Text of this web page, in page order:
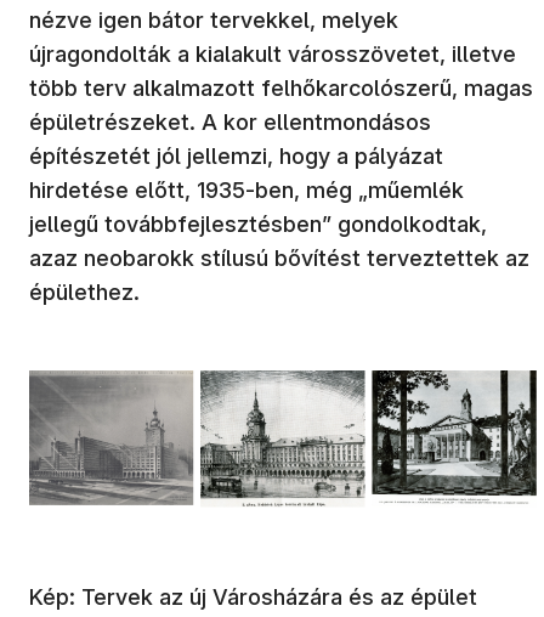
nézve igen bátor tervekkel, melyek
újragondolták a kialakult városszövetet, illetve
több terv alkalmazott felhőkarcolószerű, magas
épületrészeket. A kor ellentmondásos
építészetét jól jellemzi, hogy a pályázat
hirdetése előtt, 1935-ben, még „műemlék
jellegű továbbfejlesztésben” gondolkodtak,
azaz neobarokk stílusú bővítést terveztettek az
épülethez.
Kép: Tervek az új Városházára és az épület